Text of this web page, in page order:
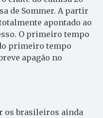
de Sommer. A partir
apontado ao
O primeiro tempo
primeiro tempo
apagão no
os brasileiros ainda